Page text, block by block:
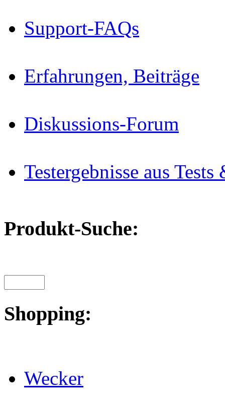
Support-FAQs
Erfahrungen, Beiträge
Diskussions-Forum
Testergebnisse aus
Produkt-Suche:
Shopping:
Wecker